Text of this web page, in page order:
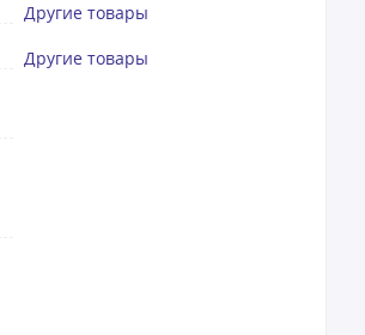
Другие товары
Другие товары